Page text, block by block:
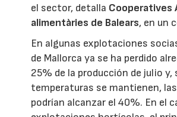
el sector, detalla Cooperatives
alimentàries de Balears, en un
En algunas explotaciones
de Mallorca ya se ha perdido
25% de la producción de julio y,
temperaturas se mantienen,
podrían alcanzar el 40%. En el